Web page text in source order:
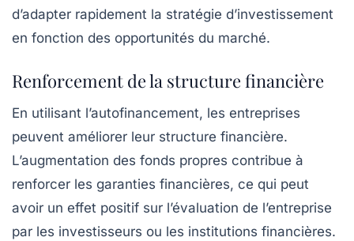
d’adapter rapidement la stratégie d’investissement
en fonction des opportunités du marché.
Renforcement de la structure financière
En utilisant l’autofinancement, les entreprises
peuvent améliorer leur structure financière.
L’augmentation des fonds propres contribue à
renforcer les garanties financières, ce qui peut
avoir un effet positif sur l’évaluation de l’entreprise
par les investisseurs ou les institutions financières.